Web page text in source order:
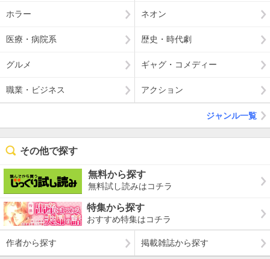
ホラー ネオン
医療・病院系 歴史・時代劇
グルメ ギャグ・コメディー
職業・ビジネス アクション
ジャンル一覧
その他で探す
無料から探す
無料試し読みはコチラ
特集から探す
おすすめ特集はコチラ
作者から探す 掲載雑誌から探す